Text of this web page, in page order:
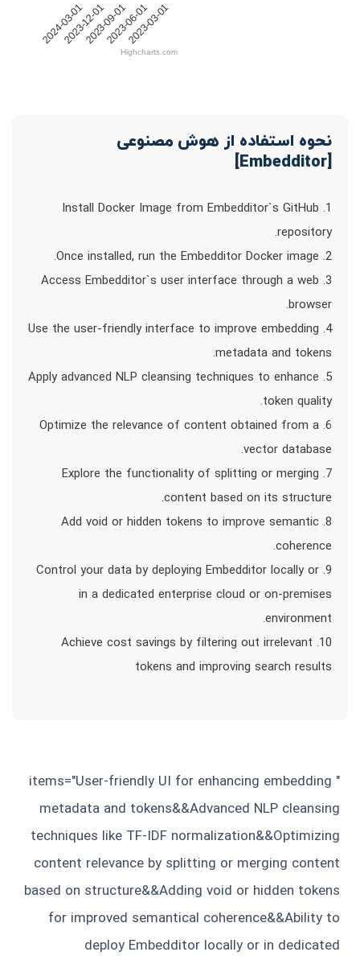
2024-03-01
2023-12-012023-09-012023-06-01
2023-03-01
Highcharts.com
نحوه استفاده از هوش مصنوعی
[Embedditor]
1. Install Docker Image from Embedditor`s GitHub
repository.
2. Once installed, run the Embedditor Docker image.
3. Access Embedditor`s user interface through a web
browser.
4. Use the user-friendly interface to improve embedding
metadata and tokens.
5. Apply advanced NLP cleansing techniques to enhance
token quality.
6. Optimize the relevance of content obtained from a
vector database.
7. Explore the functionality of splitting or merging
content based on its structure.
8. Add void or hidden tokens to improve semantic
coherence.
9. Control your data by deploying Embedditor locally or
in a dedicated enterprise cloud or on-premises
environment.
10. Achieve cost savings by filtering out irrelevant
tokens and improving search results
" items="User-friendly UI for enhancing embedding
metadata and tokens&&Advanced NLP cleansing
techniques like TF-IDF normalization&&Optimizing
content relevance by splitting or merging content
based on structure&&Adding void or hidden tokens
for improved semantical coherence&&Ability to
deploy Embedditor locally or in dedicated